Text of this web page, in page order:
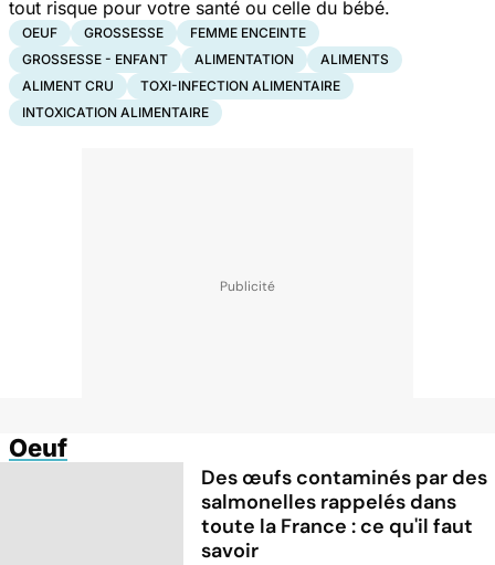
tout risque pour votre santé ou celle du bébé.
OEUF GROSSESSE
FEMME ENCEINTE
GROSSESSE - ENFANT
ALIMENTATION
ALIMENTS
ALIMENT CRU
TOXI-INFECTION ALIMENTAIRE
INTOXICATION ALIMENTAIRE
Oeuf
Des œufs contaminés par des
salmonelles rappelés dans
toute la France : ce qu'il faut
savoir